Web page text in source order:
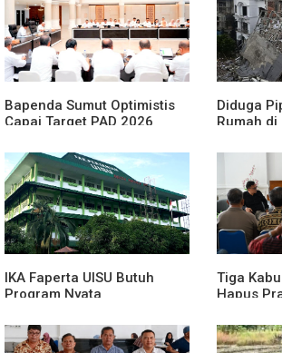
Bapenda Sumut Optimistis
Capai Target PAD 2026
Diduga
Rumah
IKA Faperta UISU Butuh
Program Nyata
Tiga
Hapus